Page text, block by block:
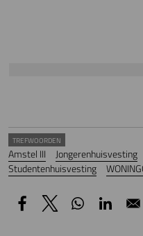
TREFWOORDEN
Amstel III Jongerenhuisvesting
Studentenhuisvesting